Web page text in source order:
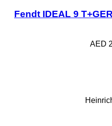
Fendt IDEAL 9
AED